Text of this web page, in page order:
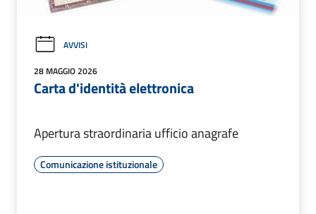
AVVISI
28 MAGGIO 2026
Carta d'identità elettronica
Apertura straordinaria ufficio anagrafe
Comunicazione istituzionale